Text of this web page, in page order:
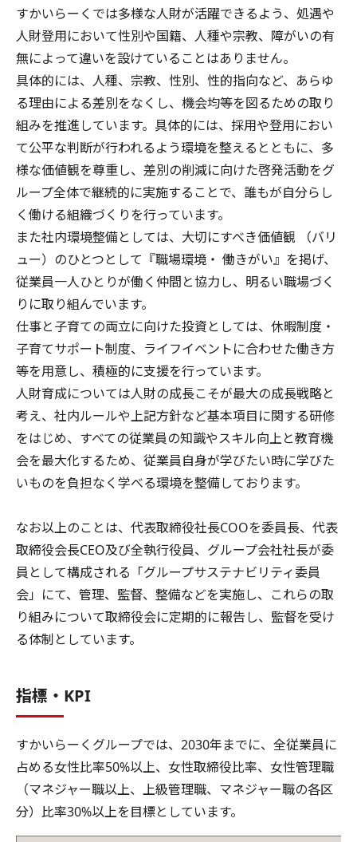
すかいらーくでは多様な人財が活躍できるよう、処遇や
人財登用において性別や国籍、人種や宗教、障がいの有
無によって違いを設けていることはありません。
具体的には、人種、宗教、性別、性的指向など、あらゆ
る理由による差別をなくし、機会均等を図るための取り
組みを推進しています。具体的には、採用や登用におい
て公平な判断が行われるよう環境を整えるとともに、多
様な価値観を尊重し、差別の削減に向けた啓発活動をグ
ループ全体で継続的に実施することで、誰もが自分らし
く働ける組織づくりを行っています。
また社内環境整備としては、大切にすべき価値観 （バリ
ュー）のひとつとして『職場環境・ 働きがい』を掲げ、
従業員一人ひとりが働く仲間と協力し、明るい職場づく
りに取り組んでいます。
仕事と子育ての両立に向けた投資としては、休暇制度・
子育てサポート制度、ライフイベントに合わせた働き方
等を用意し、積極的に支援を行っています。
人財育成については人財の成長こそが最大の成長戦略と
考え、社内ルールや上記方針など基本項目に関する研修
をはじめ、すべての従業員の知識やスキル向上と教育機
会を最大化するため、従業員自身が学びたい時に学びた
いものを負担なく学べる環境を整備しております。
なお以上のことは、代表取締役社長COOを委員長、代表
取締役会長CEO及び全執行役員、グループ会社社長が委
員として構成される「グループサステナビリティ委員
会」にて、管理、監督、整備などを実施し、これらの取
り組みについて取締役会に定期的に報告し、監督を受け
る体制としています。
指標・KPI
すかいらーくグループでは、2030年までに、全従業員に
占める女性比率50%以上、女性取締役比率、女性管理職
（マネジャー職以上、上級管理職、マネジャー職の各区
分）比率30%以上を目標としています。